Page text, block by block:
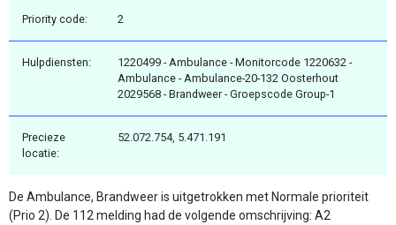
Priority code: 2
Hulpdiensten:
1220499 - Ambulance - Monitorcode 1220632 -
Ambulance - Ambulance-20-132 Oosterhout
2029568 - Brandweer - Groepscode Group-1
Precieze
locatie:
52.072.754, 5.471.191
De Ambulance, Brandweer is uitgetrokken met Normale prioriteit
(Prio 2). De 112 melding had de volgende omschrijving: A2